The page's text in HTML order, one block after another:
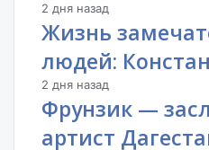
2 дня назад
Жизнь
людей:
2 дня назад
Фрунзик —
артист